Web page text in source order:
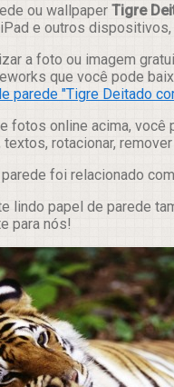
ou wallpaper Tigre
e outros
a foto ou imagem
que você pode
parede "Tigre Deitado
fotos online acima, você
rotacionar,
foi relacionado
lindo papel de parede
para nós!